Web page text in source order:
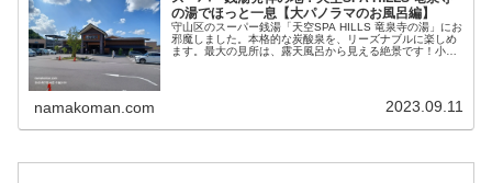
の湯でほっと一息【大パノラマのお風呂編】
守山区のスーパー銭湯「天空SPA HILLS 竜泉寺の湯」にお
邪魔しました。本格的な炭酸泉を、リーズナブルに楽しめ
ます。最大の見所は、露天風呂から見える絶景です！小高
namakoman.com 2023.09.11